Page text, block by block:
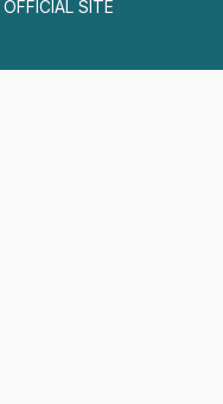
SITE